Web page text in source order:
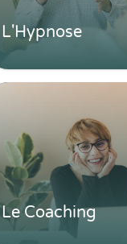
L'Hypnose
Le Coaching